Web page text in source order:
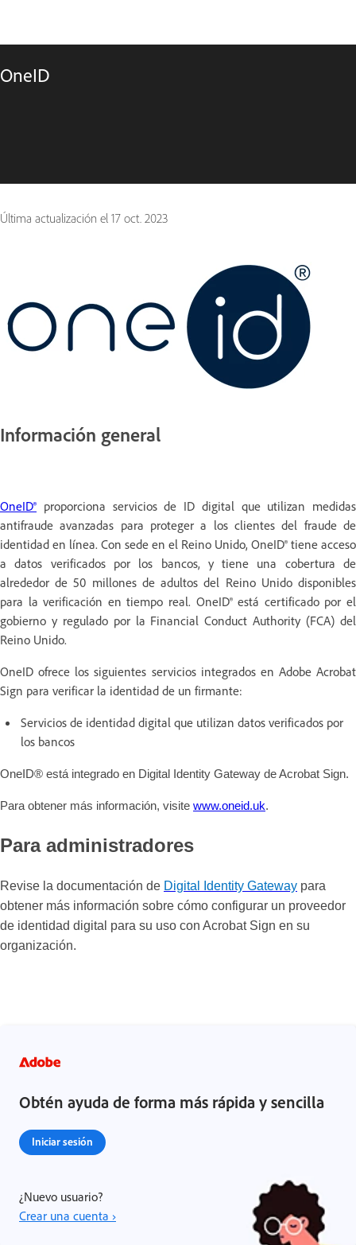
OneID
Última actualización el 17 oct. 2023
Información general
OneID® proporciona servicios de ID digital que utilizan medidas
antifraude avanzadas para proteger a los clientes del fraude de
identidad en línea. Con sede en el Reino Unido, OneID® tiene acceso
a datos verificados por los bancos, y tiene una cobertura de
alrededor de 50 millones de adultos del Reino Unido disponibles
para la verificación en tiempo real. OneID® está certificado por el
gobierno y regulado por la Financial Conduct Authority (FCA) del
Reino Unido.
OneID ofrece los siguientes servicios integrados en Adobe Acrobat
Sign para verificar la identidad de un firmante:
Servicios de identidad digital que utilizan datos verificados por
los bancos
OneID® está integrado en Digital Identity Gateway de Acrobat Sign.
Para obtener más información, visite www.oneid.uk.
Para administradores
Revise la documentación de Digital Identity Gateway para
obtener más información sobre cómo configurar un proveedor
de identidad digital para su uso con Acrobat Sign en su
organización.
Obtén ayuda de forma más rápida y sencilla
Iniciar sesión
¿Nuevo usuario?
Crear una cuenta ›